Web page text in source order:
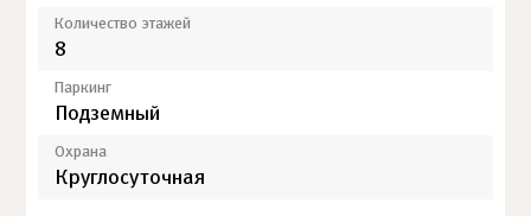
Количество этажей
8
Паркинг
Подземный
Охрана
Круглосуточная